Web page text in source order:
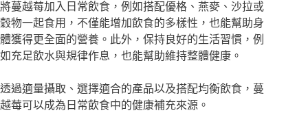
將蔓越莓加入日常飲食，例如搭配優格、燕麥、沙拉或
穀物一起食用，不僅能增加飲食的多樣性，也能幫助身
體獲得更全面的營養。此外，保持良好的生活習慣，例
如充足飲水與規律作息，也能幫助維持整體健康。
透過適量攝取、選擇適合的產品以及搭配均衡飲食，蔓
越莓可以成為日常飲食中的健康補充來源。